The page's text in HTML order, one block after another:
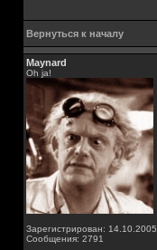
Вернуться к началу
Maynard
Oh ja!
Зарегистрирован: 14.10.2005
Сообщения: 2791